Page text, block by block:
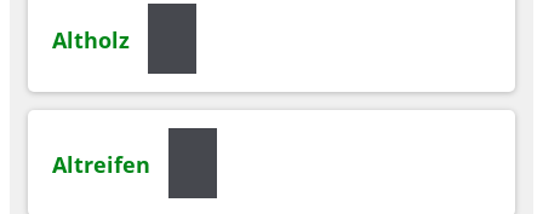
Altholz
Altreifen